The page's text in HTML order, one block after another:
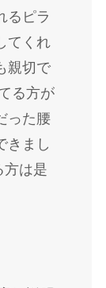
るピラ
てくれ
親切で
る方が
った腰
きまし
方は是